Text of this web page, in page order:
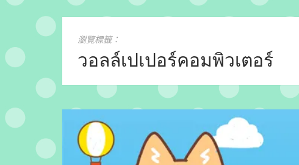
瀏覽標籤：
วอลล์เปเปอร์คอมพิวเตอร์